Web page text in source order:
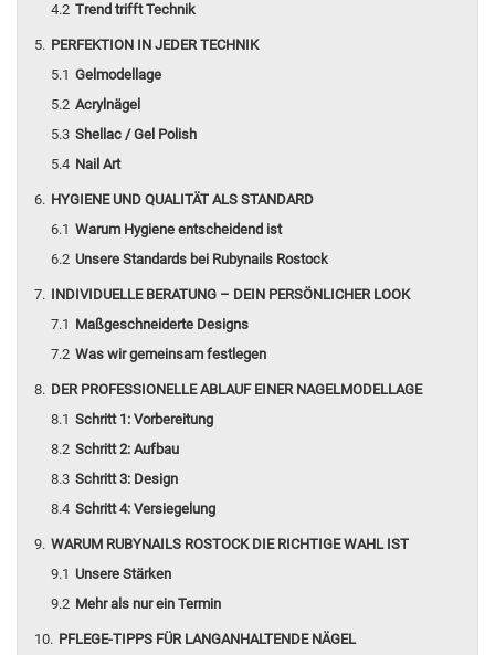
Trend trifft Technik
PERFEKTION IN JEDER TECHNIK
Gelmodellage
Acrylnägel
Shellac / Gel Polish
Nail Art
HYGIENE UND QUALITÄT ALS STANDARD
Warum Hygiene entscheidend ist
Unsere Standards bei Rubynails Rostock
INDIVIDUELLE BERATUNG – DEIN PERSÖNLICHER LOOK
Maßgeschneiderte Designs
Was wir gemeinsam festlegen
DER PROFESSIONELLE ABLAUF EINER NAGELMODELLAGE
Schritt 1: Vorbereitung
Schritt 2: Aufbau
Schritt 3: Design
Schritt 4: Versiegelung
WARUM RUBYNAILS ROSTOCK DIE RICHTIGE WAHL IST
Unsere Stärken
Mehr als nur ein Termin
PFLEGE-TIPPS FÜR LANGANHALTENDE NÄGEL